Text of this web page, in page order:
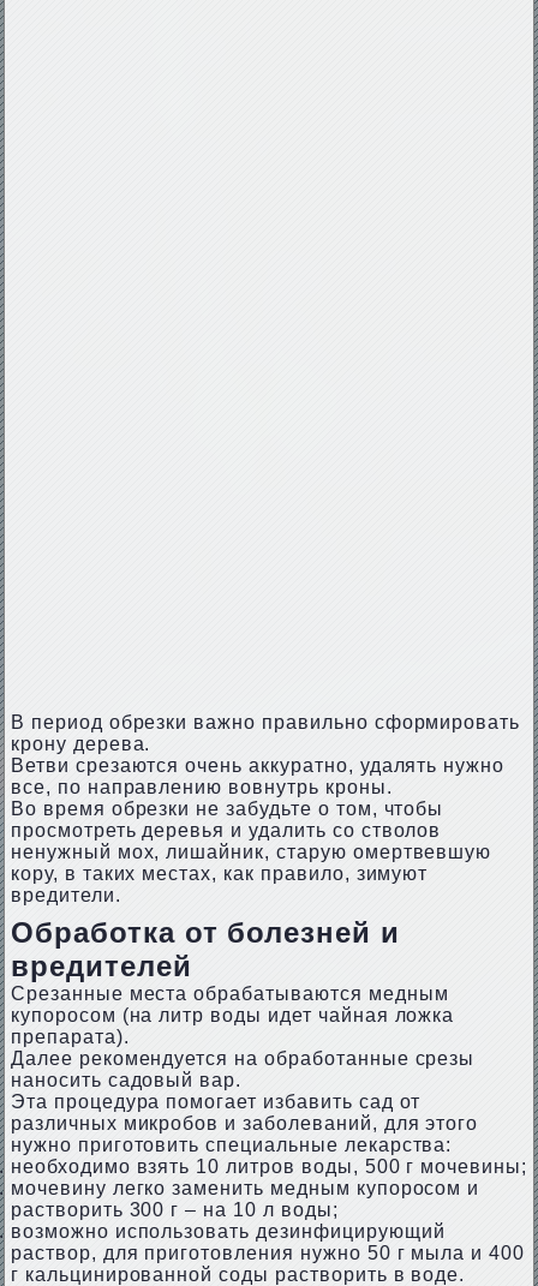
В период обрезки важно правильно сформировать
крону дерева.
Ветви срезаются очень аккуратно, удалять нужно
все, по направлению вовнутрь кроны.
Во время обрезки не забудьте о том, чтобы
просмотреть деревья и удалить со стволов
ненужный мох, лишайник, старую омертвевшую
кору, в таких местах, как правило, зимуют
вредители.
Обработка от болезней и
вредителей
Срезанные места обрабатываются медным
купоросом (на литр воды идет чайная ложка
препарата).
Далее рекомендуется на обработанные срезы
наносить садовый вар.
Эта процедура помогает избавить сад от
различных микробов и заболеваний, для этого
нужно приготовить специальные лекарства:
необходимо взять 10 литров воды, 500 г мочевины;
мочевину легко заменить медным купоросом и
растворить 300 г – на 10 л воды;
возможно использовать дезинфицирующий
раствор, для приготовления нужно 50 г мыла и 400
г кальцинированной соды растворить в воде.